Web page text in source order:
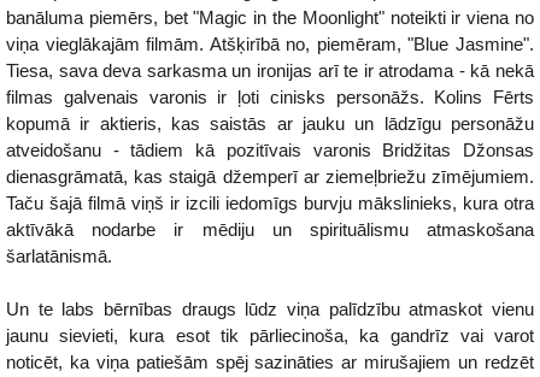
banāluma piemērs, bet "Magic in the Moonlight" noteikti ir viena no
viņa vieglākajām filmām. Atšķirībā no, piemēram, "Blue Jasmine".
Tiesa, sava deva sarkasma un ironijas arī te ir atrodama - kā nekā
filmas galvenais varonis ir ļoti cinisks personāžs. Kolins Fērts
kopumā ir aktieris, kas saistās ar jauku un lādzīgu personāžu
atveidošanu - tādiem kā pozitīvais varonis Bridžitas Džonsas
dienasgrāmatā, kas staigā džemperī ar ziemeļbriežu zīmējumiem.
Taču šajā filmā viņš ir izcili iedomīgs burvju mākslinieks, kura otra
aktīvākā nodarbe ir mēdiju un spirituālismu atmaskošana
šarlatānismā.
Un te labs bērnības draugs lūdz viņa palīdzību atmaskot vienu
jaunu sievieti, kura esot tik pārliecinoša, ka gandrīz vai varot
noticēt, ka viņa patiešām spēj sazināties ar mirušajiem un redzēt